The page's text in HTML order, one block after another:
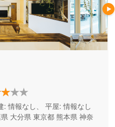
: 情報なし、 平屋: 情報なし
大分県 東京都 熊本県 神奈